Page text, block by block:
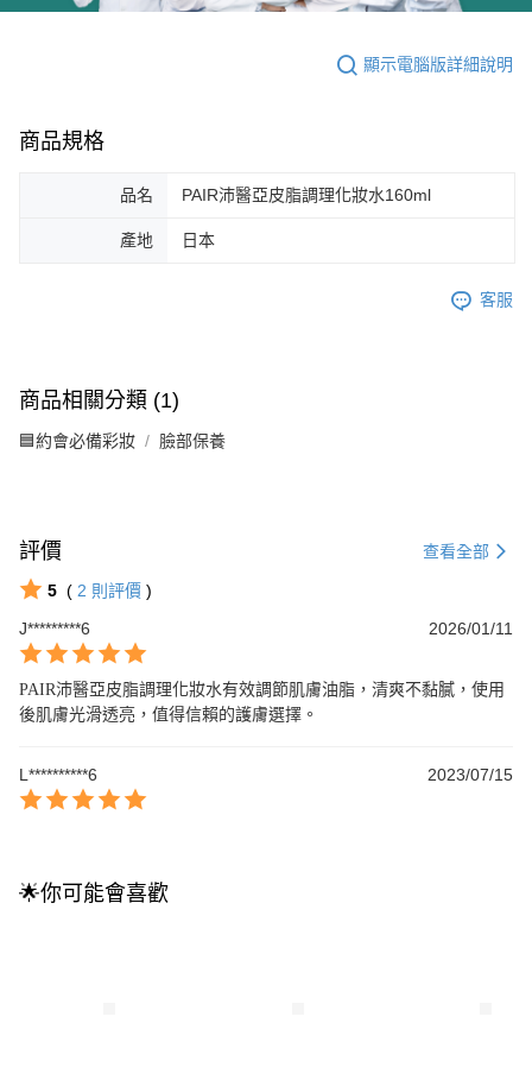
顯示電腦版詳細說明
商品規格
品名 PAIR沛醫亞皮脂調理化妝水160ml
產地 日本
客服
商品相關分類 (1)
🟦約會必備彩妝 臉部保養
評價 查看全部
5 ( 2 則評價 )
J*********6
2026/01/11
PAIR沛醫亞皮脂調理化妝水有效調節肌膚油脂，清爽不黏膩，使用
後肌膚光滑透亮，值得信賴的護膚選擇。
L**********6 2023/07/15
🌟你可能會喜歡